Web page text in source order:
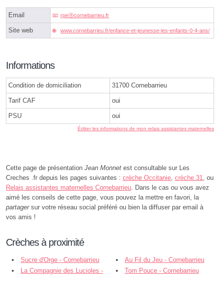
Email rpeⓐcornebarrieu.fr
Site web www.cornebarrieu.fr/enfance-et-jeunesse-les-enfants-0-4-ans/
Informations
Condition de domiciliation 31700 Cornebarrieu
Tarif CAF oui
PSU oui
Éditer les informations de mon relais assistantes maternelles
Cette page de présentation Jean Monnet est consultable sur Les
Creches .fr depuis les pages suivantes : crèche Occitanie crèche 31
, ou
Relais assistantes maternelles Cornebarrieu . Dans le cas ou vous avez
aimé les conseils de cette page, vous pouvez la mettre en favori, la
partagersur votre réseau social préféré ou bien la diffuser par email à
vos amis !
Crèches à proximité
Sucre d'Orge - Cornebarrieu
Au Fil du Jeu - Cornebarrieu
La Compagnie des Lucioles -
Tom Pouce - Cornebarrieu